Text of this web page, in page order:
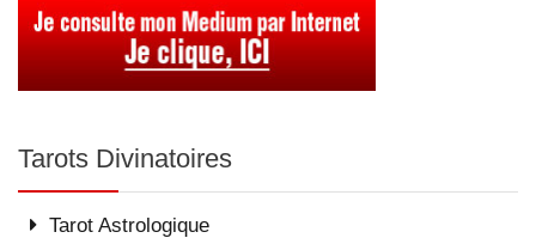
Tarots Divinatoires
Tarot Astrologique